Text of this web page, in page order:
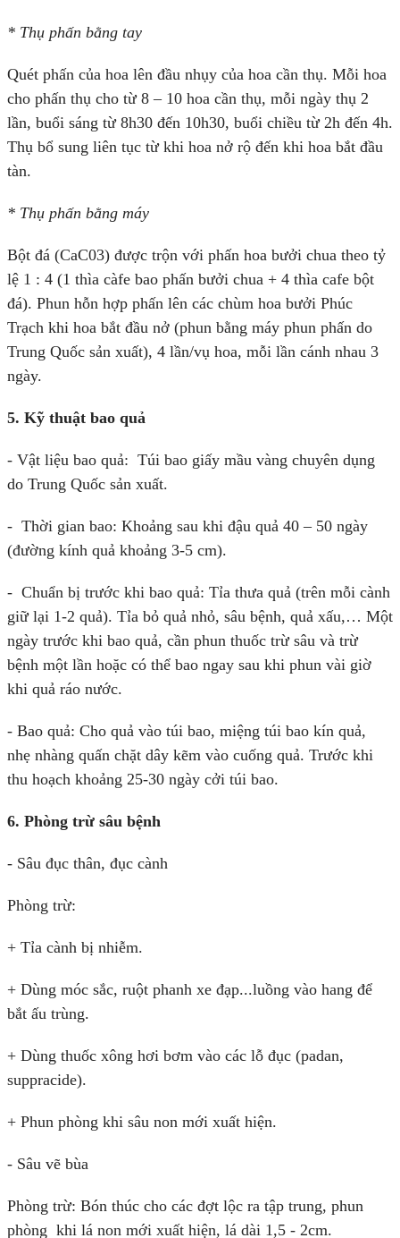
* Thụ phấn bằng tay
Quét phấn của hoa lên đầu nhụy của hoa cần thụ. Mỗi hoa
cho phấn thụ cho từ 8 – 10 hoa cần thụ, mỗi ngày thụ 2
lần, buổi sáng từ 8h30 đến 10h30, buổi chiều từ 2h đến 4h.
Thụ bổ sung liên tục từ khi hoa nở rộ đến khi hoa bắt đầu
tàn.
* Thụ phấn bằng máy
Bột đá (CaC03) được trộn với phấn hoa bưởi chua theo tỷ
lệ 1 : 4 (1 thìa càfe bao phấn bưởi chua + 4 thìa cafe bột
đá). Phun hỗn hợp phấn lên các chùm hoa bưởi Phúc
Trạch khi hoa bắt đầu nở (phun bằng máy phun phấn do
Trung Quốc sản xuất), 4 lần/vụ hoa, mỗi lần cánh nhau 3
ngày.
5. Kỹ thuật bao quả
- Vật liệu bao quả: Túi bao giấy mầu vàng chuyên dụng
do Trung Quốc sản xuất.
- Thời gian bao: Khoảng sau khi đậu quả 40 – 50 ngày
(đường kính quả khoảng 3-5 cm).
- Chuẩn bị trước khi bao quả: Tỉa thưa quả (trên mỗi cành
giữ lại 1-2 quả). Tỉa bỏ quả nhỏ, sâu bệnh, quả xấu,… Một
ngày trước khi bao quả, cần phun thuốc trừ sâu và trừ
bệnh một lần hoặc có thể bao ngay sau khi phun vài giờ
khi quả ráo nước.
- Bao quả: Cho quả vào túi bao, miệng túi bao kín quả,
nhẹ nhàng quấn chặt dây kẽm vào cuống quả. Trước khi
thu hoạch khoảng 25-30 ngày cởi túi bao.
6. Phòng trừ sâu bệnh
- Sâu đục thân, đục cành
Phòng trừ:
+ Tỉa cành bị nhiễm.
+ Dùng móc sắc, ruột phanh xe đạp...luồng vào hang để
bắt ấu trùng.
+ Dùng thuốc xông hơi bơm vào các lỗ đục (padan,
suppracide).
+ Phun phòng khi sâu non mới xuất hiện.
- Sâu vẽ bùa
Phòng trừ: Bón thúc cho các đợt lộc ra tập trung, phun
phòng khi lá non mới xuất hiện, lá dài 1,5 - 2cm.